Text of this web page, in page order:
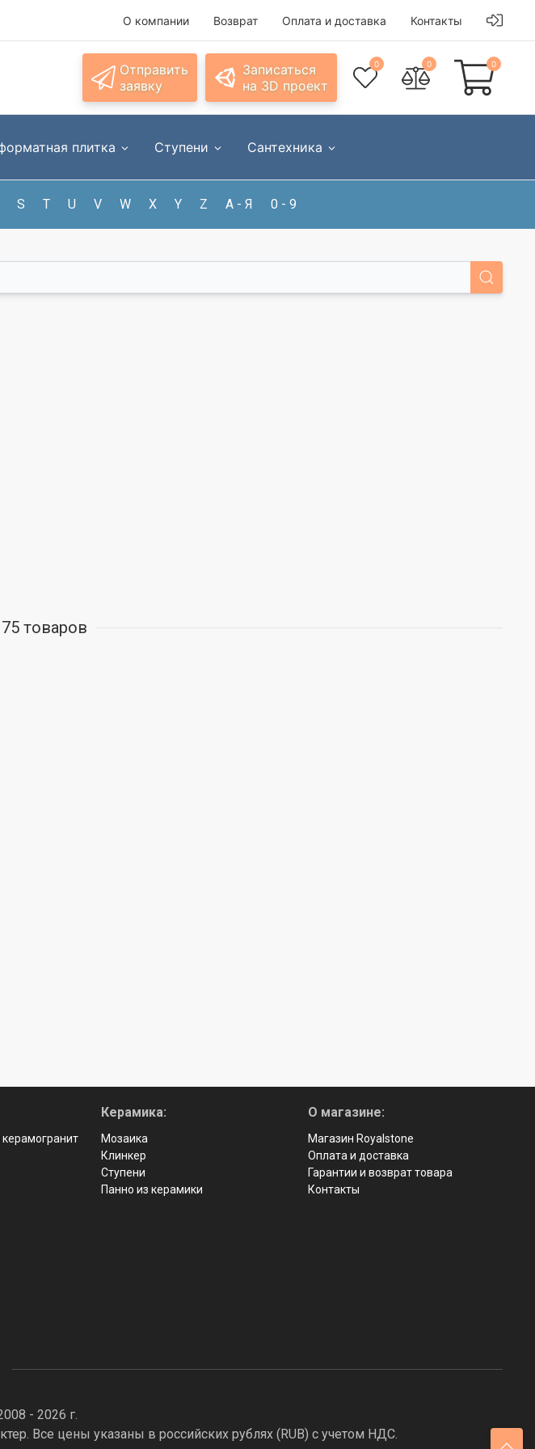
О компании Возврат Оплата и доставка Контакты
Отправить
заявку
Записаться
на 3D проект
0 0 0
плитка Ступени Сантехника
S T U V W X Y Z А - Я 0 - 9
товаров
Керамика:
Мозаика
Клинкер
Ступени
Панно из керамики
О магазине:
Магазин Royalstone
Оплата и доставка
Гарантии и возврат товара
Контакты
- 2026 г.
Все цены указаны в российских рублях (RUB) с учетом НДС.